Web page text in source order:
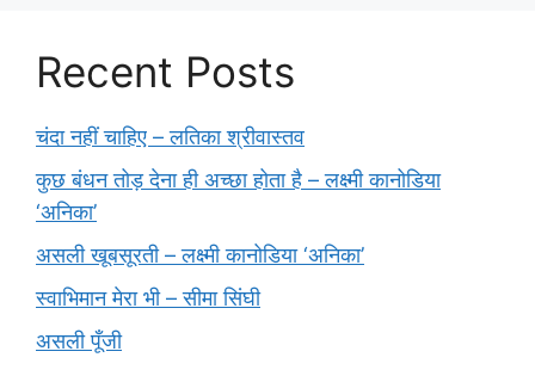
Recent Posts
चंदा नहीं चाहिए – लतिका श्रीवास्तव
कुछ बंधन तोड़ देना ही अच्छा होता है – लक्ष्मी कानोडिया
‘अनिका’
असली खूबसूरती – लक्ष्मी कानोडिया ‘अनिका’
स्वाभिमान मेरा भी – सीमा सिंघी
असली पूँजी